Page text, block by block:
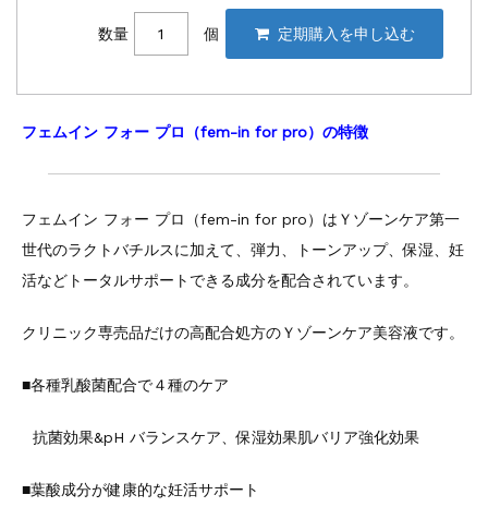
数量 個
フェムイン フォー プロ（fem-in for pro）の特徴
フェムイン フォー プロ（fem-in for pro）はＹゾーンケア第一
世代のラクトバチルスに加えて、弾力、トーンアップ、保湿、妊
活などトータルサポートできる成分を配合されています。
クリニック専売品だけの高配合処方のＹゾーンケア美容液です。
■各種乳酸菌配合で４種のケア
抗菌効果&pH バランスケア、保湿効果肌バリア強化効果
■葉酸成分が健康的な妊活サポート